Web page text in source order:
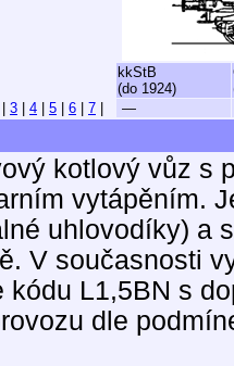
kkStB
(do 1924)
3 4 5 6 7 —
kotlový vůz s
vytápěním.
uhlovodíky) a
V současnosti
kódu L1,5BN s
dle